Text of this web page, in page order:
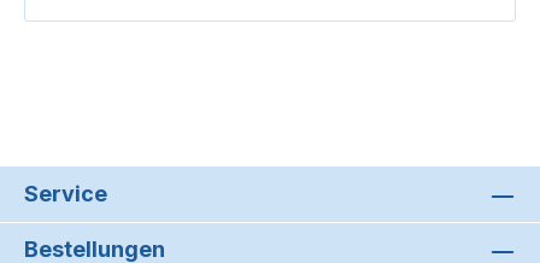
Service
Bestellungen